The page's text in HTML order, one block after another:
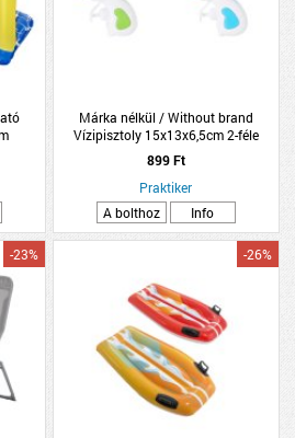
Márka nélkül / Without brand
Vízipisztoly 15x13x6,5cm 2-féle
899 Ft
Praktiker
A bolthoz
Info
-23% -26%